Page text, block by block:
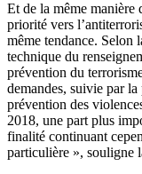
Et de la même manière
priorité vers
même tendance. Selon
technique du
prévention du
demandes, suivie par
prévention des
2018, une part plus
finalité continuant
particulière », souligne